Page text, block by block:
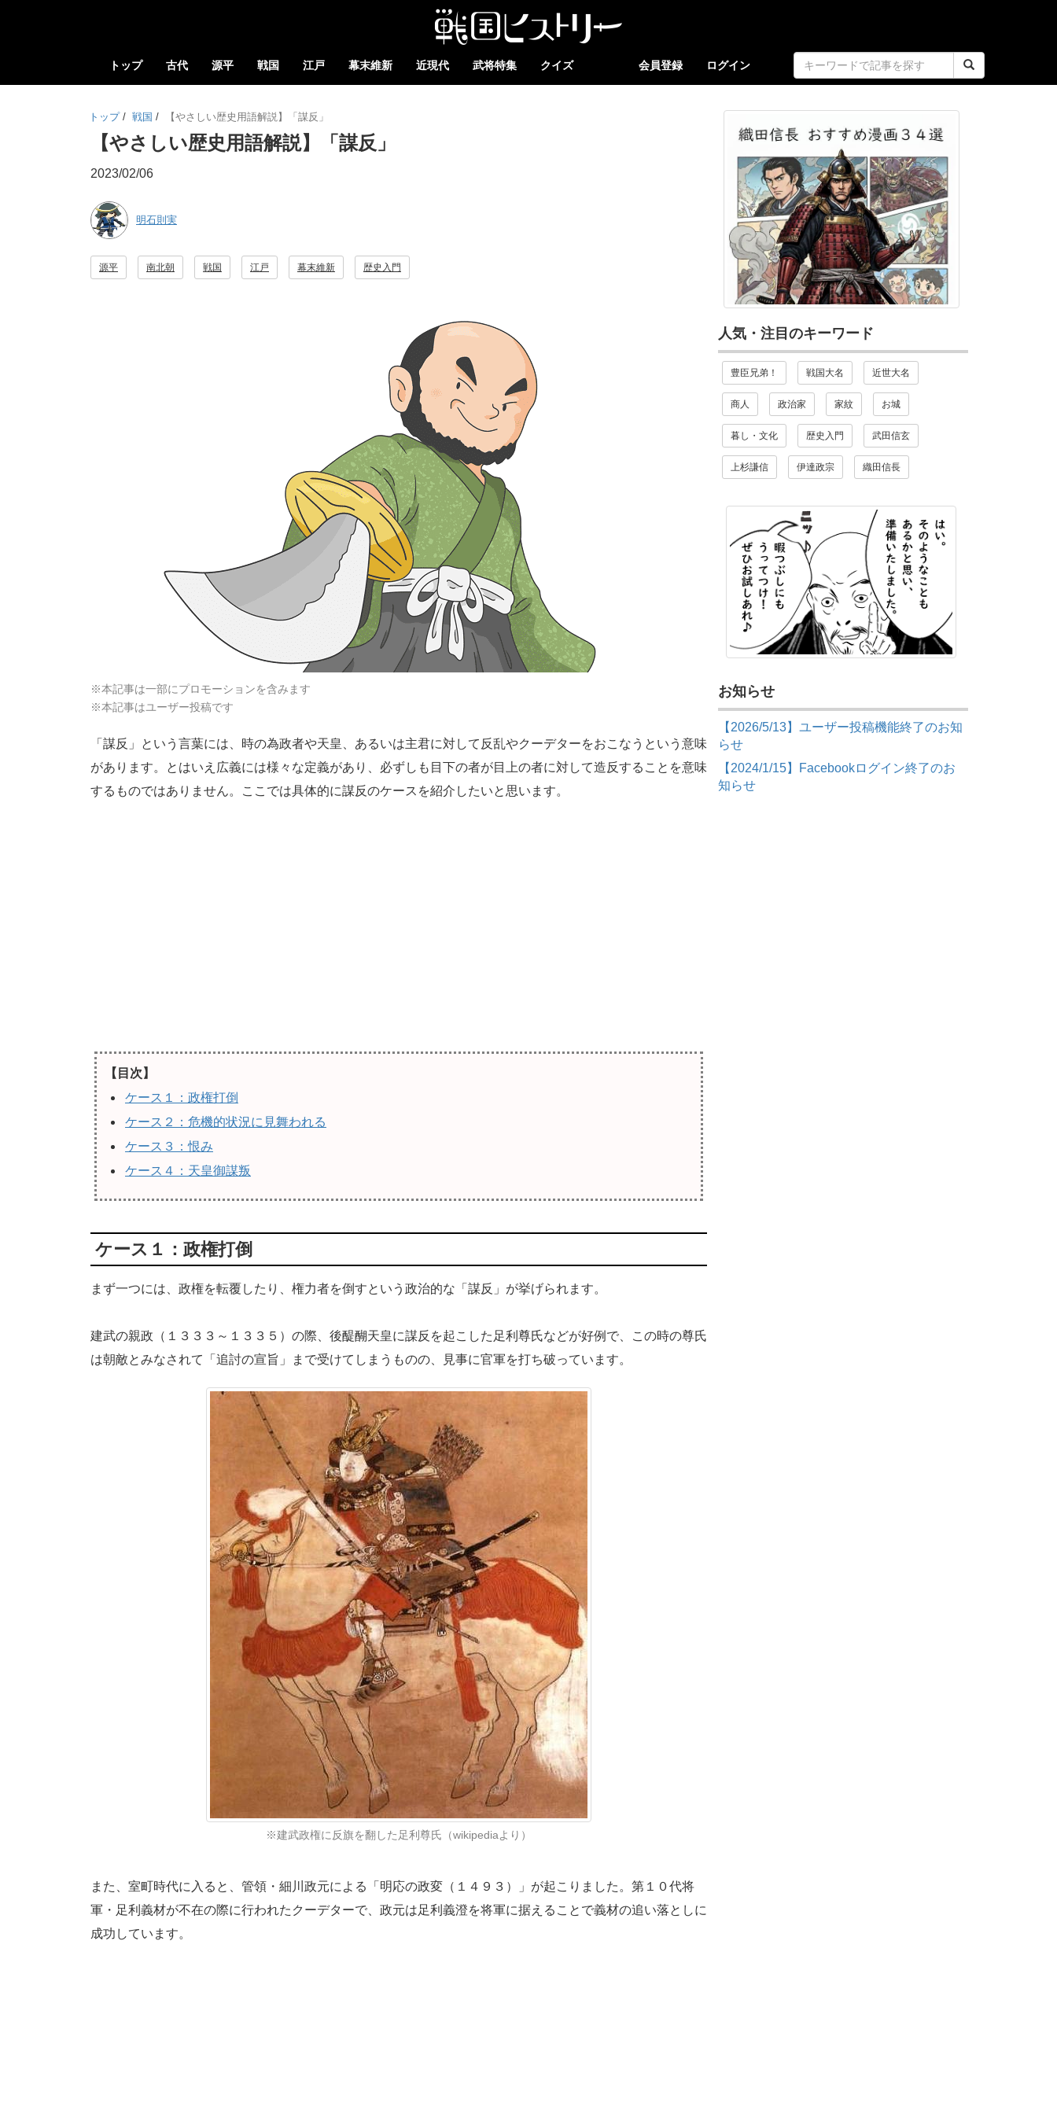
トップ 古代 源平 戦国 江戸 幕末維新 近現代 武将特集 クイズ 会員登録 ログイン
トップ / 戦国 / 【やさしい歴史用語解説】「謀反」
【やさしい歴史用語解説】「謀反」
2023/02/06
明石則実
源平 南北朝 戦国 江戸 幕末維新 歴史入門
※本記事は一部にプロモーションを含みます
※本記事はユーザー投稿です
「謀反」という言葉には、時の為政者や天皇、あるいは主君に対して反乱やクーデターをおこなうという意味
があります。とはいえ広義には様々な定義があり、必ずしも目下の者が目上の者に対して造反することを意味
するものではありません。ここでは具体的に謀反のケースを紹介したいと思います。
【目次】
ケース１：政権打倒
ケース２：危機的状況に見舞われる
ケース３：恨み
ケース４：天皇御謀叛
ケース１：政権打倒
まず一つには、政権を転覆したり、権力者を倒すという政治的な「謀反」が挙げられます。
建武の親政（１３３３～１３３５）の際、後醍醐天皇に謀反を起こした足利尊氏などが好例で、この時の尊氏
は朝敵とみなされて「追討の宣旨」まで受けてしまうものの、見事に官軍を打ち破っています。
※建武政権に反旗を翻した足利尊氏（wikipediaより）
また、室町時代に入ると、管領・細川政元による「明応の政変（１４９３）」が起こりました。第１０代将
軍・足利義材が不在の際に行われたクーデターで、政元は足利義澄を将軍に据えることで義材の追い落としに
成功しています。
人気・注目のキーワード
豊臣兄弟！ 戦国大名 近世大名
商人 政治家 家紋 お城
暮し・文化 歴史入門 武田信玄
上杉謙信 伊達政宗 織田信長
お知らせ
【2026/5/13】ユーザー投稿機能終了のお知
らせ
【2024/1/15】Facebookログイン終了のお
知らせ